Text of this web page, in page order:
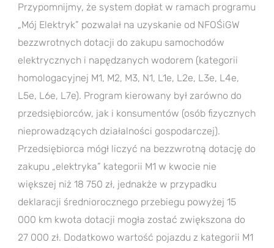
Przypomnijmy, że system dopłat w ramach programu
„Mój Elektryk” pozwalał na uzyskanie od NFOŚiGW
bezzwrotnych dotacji do zakupu samochodów
elektrycznych i napędzanych wodorem (kategorii
homologacyjnej M1, M2, M3, N1, L1e, L2e, L3e, L4e,
L5e, L6e, L7e). Program kierowany był zarówno do
przedsiębiorców, jak i konsumentów (osób fizycznych
nieprowadzących działalności gospodarczej).
Przedsiębiorca mógł liczyć na bezzwrotną dotację do
zakupu „elektryka” kategorii M1 w kwocie nie
większej niż 18 750 zł, jednakże w przypadku
deklaracji średniorocznego przebiegu powyżej 15
000 km kwota dotacji mogła zostać zwiększona do
27 000 zł. Dodatkowo wartość pojazdu z kategorii M1